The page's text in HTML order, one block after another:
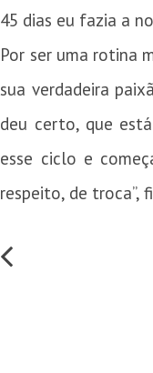
45 dias eu fazia a
Por ser uma rotina
sua verdadeira
deu certo, que
esse ciclo e
respeito, de troca”,